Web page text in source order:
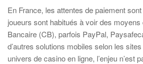
En France, les attentes de paiement
joueurs sont habitués à voir des
Bancaire (CB), parfois PayPal,
d’autres solutions mobiles selon les
univers de casino en ligne, l’enjeu n’est